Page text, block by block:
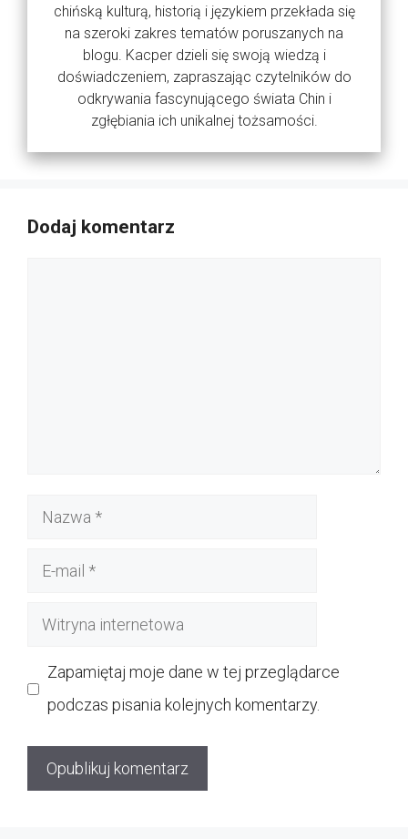
chińską kulturą, historią i językiem przekłada się
na szeroki zakres tematów poruszanych na
blogu. Kacper dzieli się swoją wiedzą i
doświadczeniem, zapraszając czytelników do
odkrywania fascynującego świata Chin i
zgłębiania ich unikalnej tożsamości.
Dodaj komentarz
Nazwa
Witryna
Zapamiętaj moje dane w tej przeglądarce
podczas pisania kolejnych komentarzy.